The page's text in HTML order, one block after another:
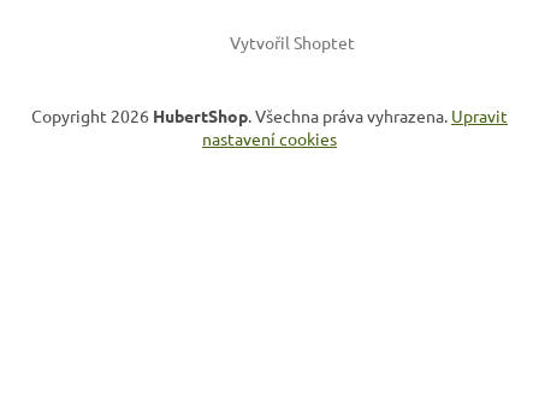
Vytvořil Shoptet
Copyright 2026 HubertShop. Všechna práva vyhrazena. Upravit
nastavení cookies